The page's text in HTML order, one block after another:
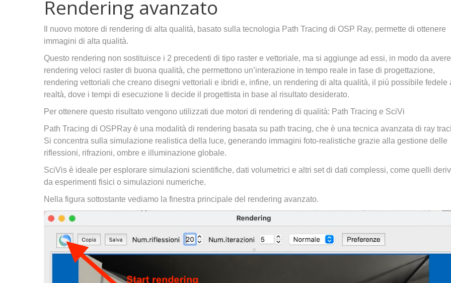
Rendering avanzato
Il nuovo motore di rendering di alta qualità, basato sulla tecnologia Path Tracing di OSP Ray, permette di ottenere
immagini di alta qualità.
Questo rendering non sostituisce i 2 precedenti di tipo raster e vettoriale, ma si aggiunge ad essi, in modo da avere
rendering veloci raster di buona qualità, che permettono un’interazione in tempo reale in fase di progettazione,
rendering vettoriali che creano disegni vettoriali e ibridi e, infine, un rendering di alta qualità, il più possibile fedele
realtà, dove i tempi di esecuzione li decide il progettista in base al risultato desiderato.
Per ottenere questo risultato vengono utilizzati due motori di rendering di qualità: Path Tracing e SciVi
Path Tracing di OSPRay è una modalità di rendering basata su path tracing, che è una tecnica avanzata di ray
Si concentra sulla simulazione realistica della luce, generando immagini foto-realistiche grazie alla gestione delle
riflessioni, rifrazioni, ombre e illuminazione globale.
SciVis è ideale per esplorare simulazioni scientifiche, dati volumetrici e altri set di dati complessi, come quelli
da esperimenti fisici o simulazioni numeriche.
Nella figura sottostante vediamo la finestra principale del rendering avanzato.